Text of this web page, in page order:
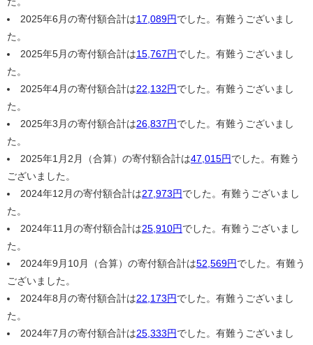
2025年6月の寄付額合計は17,089円 でした。有難うございまし
た。
2025年5月の寄付額合計は15,767円 でした。有難うございまし
た。
2025年4月の寄付額合計は22,132円 でした。有難うございまし
た。
2025年3月の寄付額合計は26,837円 でした。有難うございまし
た。
2025年1月2月（合算）の寄付額合計は47,015円 でした。有難う
ございました。
2024年12月の寄付額合計は27,973円 でした。有難うございまし
た。
2024年11月の寄付額合計は25,910円 でした。有難うございまし
た。
2024年9月10月（合算）の寄付額合計は52,569円 でした。有難う
ございました。
2024年8月の寄付額合計は22,173円 でした。有難うございまし
た。
2024年7月の寄付額合計は25,333円 でした。有難うございまし